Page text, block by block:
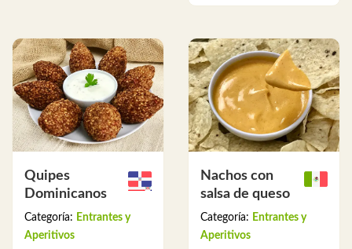
Quipes
Dominicanos
Categoría: Entrantes y
Aperitivos
Nachos con
salsa de queso
Categoría: Entrantes y
Aperitivos